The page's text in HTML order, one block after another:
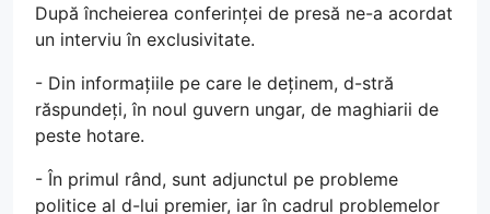
După încheierea conferinței de presă ne-a acordat
un interviu în exclusivitate.
- Din informațiile pe care le deținem, d-stră
răspundeți, în noul guvern ungar, de maghiarii de
peste hotare.
- În primul rând, sunt adjunctul pe probleme
politice al d-lui premier, iar în cadrul problemelor